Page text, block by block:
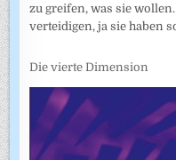
zu greifen, was sie
verteidigen, ja sie haben
Die vierte Dimension